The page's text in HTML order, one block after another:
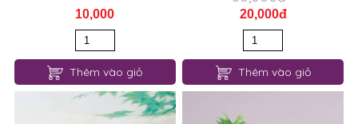
10,000
Thêm vào giỏ
20,000đ
Thêm vào giỏ